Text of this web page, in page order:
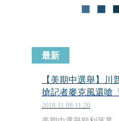
最新
【美期中選舉】
搶記者麥克風還嗆
2018.11.08 11:20